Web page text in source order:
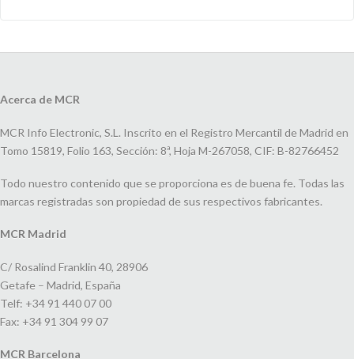
Acerca de MCR
MCR Info Electronic, S.L. Inscrito en el Registro Mercantil de Madrid en
Tomo 15819, Folio 163, Sección: 8ª, Hoja M-267058, CIF: B-82766452
Todo nuestro contenido que se proporciona es de buena fe. Todas las
marcas registradas son propiedad de sus respectivos fabricantes.
MCR Madrid
C/ Rosalind Franklin 40, 28906
Getafe – Madrid, España
Telf: +34 91 440 07 00
Fax: +34 91 304 99 07
MCR Barcelona